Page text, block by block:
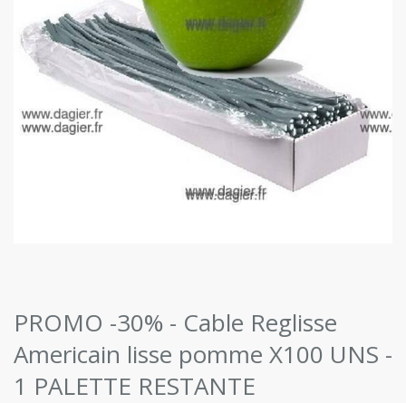
PROMO -30% - Cable Reglisse
Americain lisse pomme X100 UNS -
1 PALETTE RESTANTE